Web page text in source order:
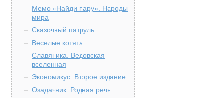
Мемо «Найди пару». Народы
мира
Сказочный патруль
Веселые котята
Славяника. Ведовская
вселенная
Экономикус. Второе издание
Озадачник. Родная речь